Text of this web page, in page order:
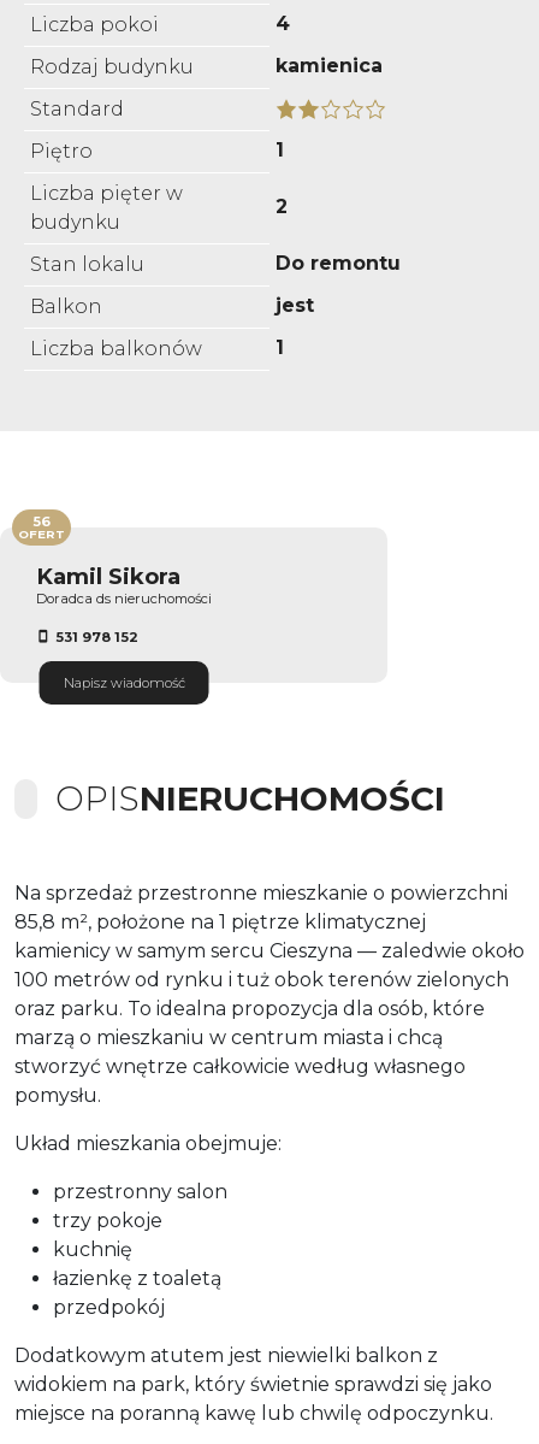
Liczba pokoi
4
Rodzaj budynku
kamienica
Standard
Piętro
1
Liczba pięter w
budynku
2
Stan lokalu
Do remontu
Balkon
jest
Liczba balkonów
1
Kamil Sikora
Doradca ds nieruchomości
531 978 152
Napisz wiadomość
56
OFERT
OPISNIERUCHOMOŚCI
Na sprzedaż przestronne mieszkanie o powierzchni
85,8 m², położone na 1 piętrze klimatycznej
kamienicy w samym sercu Cieszyna — zaledwie około
100 metrów od rynku i tuż obok terenów zielonych
oraz parku. To idealna propozycja dla osób, które
marzą o mieszkaniu w centrum miasta i chcą
stworzyć wnętrze całkowicie według własnego
pomysłu.
Układ mieszkania obejmuje:
przestronny salon
trzy pokoje
kuchnię
łazienkę z toaletą
przedpokój
Dodatkowym atutem jest niewielki balkon z
widokiem na park, który świetnie sprawdzi się jako
miejsce na poranną kawę lub chwilę odpoczynku.